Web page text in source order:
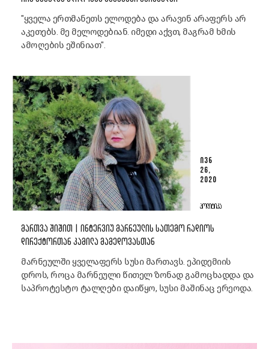
"ყველა ერთმანეთს ელოდება და არავინ არაფერს არ
აკეთებს. მე მელოდებიან. იმედი აქვთ, მაგრამ ხმის
ამოღების ეშინიათ".
ᲘᲕᲜ
26,
2020
ᲞᲝᲚᲘᲢᲘᲙᲐ
ᲛᲐᲠᲗᲕᲐ ᲨᲘᲨᲘᲗ | ᲘᲜᲢᲔᲠᲕᲘᲣ ᲛᲐᲠᲜᲔᲣᲚᲘᲡ ᲡᲐᲗᲔᲛᲝ ᲠᲐᲓᲘᲝᲡ
ᲓᲘᲠᲔᲥᲢᲝᲠᲗᲐᲜ ᲙᲐᲛᲘᲚᲐ ᲛᲐᲛᲔᲓᲝᲕᲐᲡᲗᲐᲜ
მარნეულში ყველაფერს სუსი მართავს. ეპიდემიის
დროს, როცა მარნეული წითელ ზონად გამოცხადდა და
საპროტესტო ტალღები დაიწყო, სუსი მაშინაც ერეოდა.